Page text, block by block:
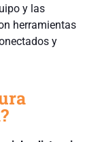
y las
herramientas
y